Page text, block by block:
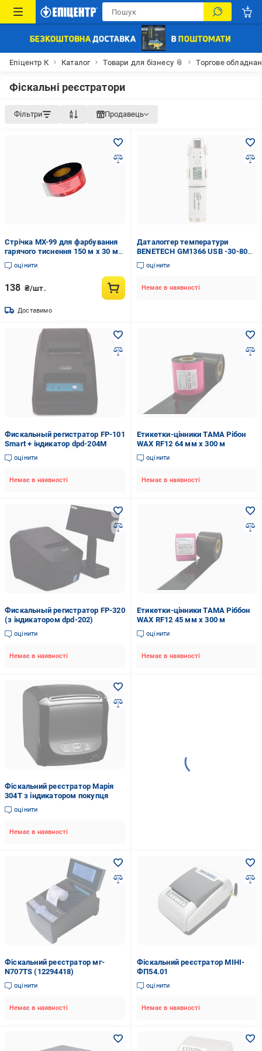
Епіцентр К Каталог Товари для бізнесу 📎 Торгове
Фіскальні реєстратори
Фільтри Продавець
Стрічка MX-99 для фарбування
гарячого тиснення 150 м х 30 мм
(13238108)
оцінити
138 ₴/шт.
Доставимо
Даталоггер температури
BENETECH GM1366 USB -30-80
°C (32706913)
оцінити
Немає в наявності
Фискальный регистратор FP-101
Smart + індикатор dpd-204M
оцінити
Немає в наявності
Етикетки-цінники TAMA Рібон
WAX RF12 64 мм x 300 м
оцінити
Немає в наявності
Фискальный регистратор FP-320
(з індикатором dpd-202)
оцінити
Немає в наявності
Етикетки-цінники TAMA Ріббон
WAX RF12 45 мм x 300 м
оцінити
Немає в наявності
Фіскальний реєстратор Марія
304Т з індикатором покупця
оцінити
Немає в наявності
Фіскальний реєстратор мг-
N707TS (12294418)
оцінити
Немає в наявності
Фіскальний реєстратор МІНІ-
ФП54.01
оцінити
Немає в наявності